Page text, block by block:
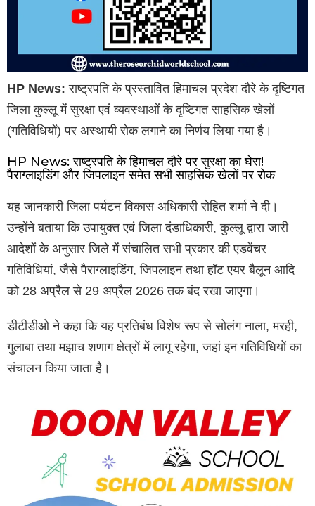
HP News: राष्ट्रपति के प्रस्तावित हिमाचल प्रदेश दौरे के दृष्टिगत
जिला कुल्लू में सुरक्षा एवं व्यवस्थाओं के दृष्टिगत साहसिक खेलों
(गतिविधियों) पर अस्थायी रोक लगाने का निर्णय लिया गया है।
HP News: राष्ट्रपति के हिमाचल दौरे पर सुरक्षा का घेरा!
पैराग्लाइडिंग और जिपलाइन समेत सभी साहसिक खेलों पर रोक
यह जानकारी जिला पर्यटन विकास अधिकारी रोहित शर्मा ने दी।
उन्होंने बताया कि उपायुक्त एवं जिला दंडाधिकारी, कुल्लू द्वारा जारी
आदेशों के अनुसार जिले में संचालित सभी प्रकार की एडवेंचर
गतिविधियां, जैसे पैराग्लाइडिंग, जिपलाइन तथा हॉट एयर बैलून आदि
को 28 अप्रैल से 29 अप्रैल 2026 तक बंद रखा जाएगा।
डीटीडीओ ने कहा कि यह प्रतिबंध विशेष रूप से सोलंग नाला, मरही,
गुलाबा तथा मझाच शणाग क्षेत्रों में लागू रहेगा, जहां इन गतिविधियों का
संचालन किया जाता है।